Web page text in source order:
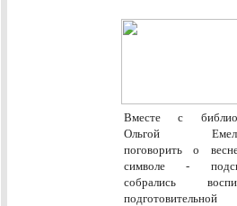
Вместе с
Ольгой
поговорить о
символе -
собрались
подготовительной